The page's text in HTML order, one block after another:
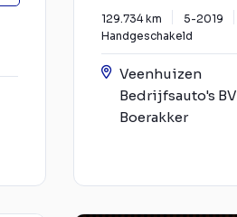
129.734 km
5-2019
Handgeschakeld
Veenhuizen
Bedrijfsauto's BV
Boerakker